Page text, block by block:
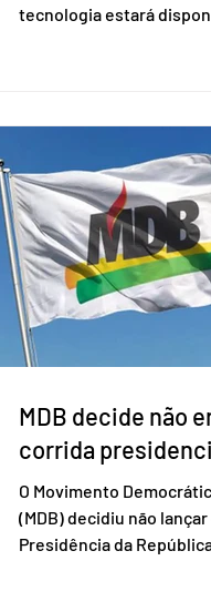
tecnologia estará
Se o título estiver
votar mesmo sem ter
cadastro. Neste caso,
documento de
à urna eletrônica. Se a
não reconh
MDB decide não
corrida
O Movimento
(MDB) decidiu não
Presidência da